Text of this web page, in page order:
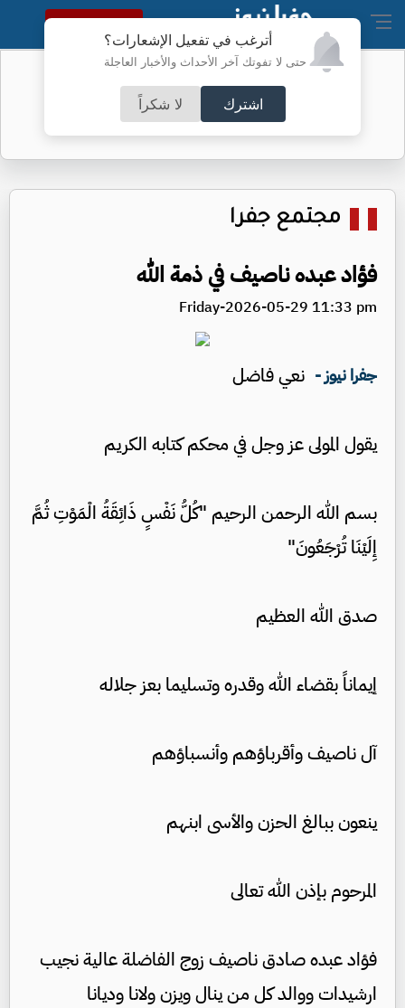
أترغب في تفعيل الإشعارات؟
حتى لا تفوتك آخر الأحداث والأخبار العاجلة
اشترك لا شكراً
النسخة الكاملة
مجتمع جفرا
فؤاد عبده ناصيف في ذمة الله
Friday-2026-05-29 11:33 pm
جفرا نيوز - نعي فاضل
يقول المولى عز وجل في محكم كتابه الكريم
بسم الله الرحمن الرحيم "كُلُّ نَفْسٍ ذَائِقَةُ الْمَوْتِ ثُمَّ
إِلَيْنَا تُرْجَعُونَ"
صدق الله العظيم
إيماناً بقضاء الله وقدره وتسليما بعز جلاله
آل ناصيف وأقرباؤهم وأنسباؤهم
ينعون ببالغ الحزن والأسى ابنهم
المرحوم بإذن الله تعالى
فؤاد عبده صادق ناصيف زوج الفاضلة عالية نجيب
ارشيدات ووالد كل من ينال ويزن ولانا وديانا